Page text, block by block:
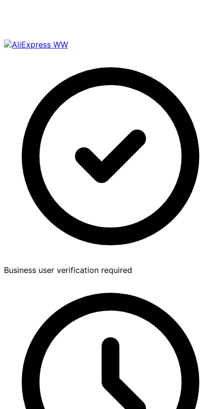
Business user verification required